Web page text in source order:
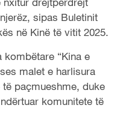
sipas Buletinit
në Kinë të vitit 2025.
kombëtare “Kina e
malet e harlisura
paçmueshme, duke
komunitete të